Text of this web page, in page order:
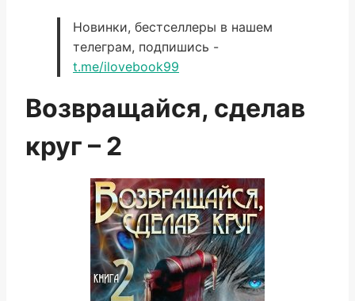
Новинки, бестселлеры в нашем
телеграм, подпишись -
t.me/ilovebook99
Возвращайся, сделав
круг – 2